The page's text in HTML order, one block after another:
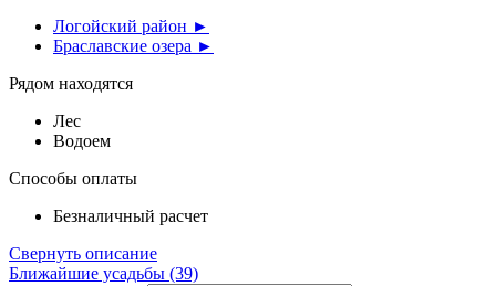
Логойский район ►
Браславские озера ►
Рядом находятся
Лес
Водоем
Способы оплаты
Безналичный расчет
Свернуть описание
Ближайшие усадьбы (39)